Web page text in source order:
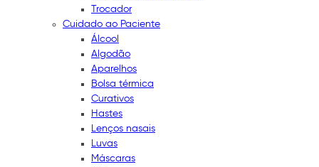
Trocador
Cuidado ao Paciente
Álcool
Algodão
Aparelhos
Bolsa térmica
Curativos
Hastes
Lenços nasais
Luvas
Máscaras